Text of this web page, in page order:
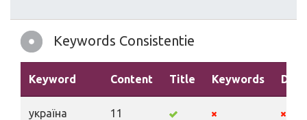
Keywords Consistentie
Keyword Content Title Keywords
україна 11